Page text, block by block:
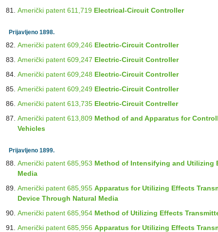
Američki patent 611,719 Electrical-Circuit Controller
Prijavljeno 1898.
Američki patent 609,246 Electric-Circuit Controller
Američki patent 609,247 Electric-Circuit Controller
Američki patent 609,248 Electric-Circuit Controller
Američki patent 609,249 Electric-Circuit Controller
Američki patent 613,735 Electric-Circuit Contreller
Američki patent 613,809 Method of and Apparatus for
Vehicles
Prijavljeno 1899.
Američki patent 685,953 Method of Intensifying and Utilizing
Media
Američki patent 685,955 Apparatus for Utilizing Effects
Device Through Natural Media
Američki patent 685,954 Method of Utilizing Effects
Američki patent 685,956 Apparatus for Utilizing Effects